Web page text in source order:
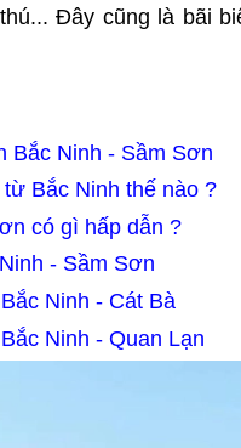
Đây cũng là bãi
Bắc Ninh - Sầm Sơn
Bắc Ninh thế nào ?
có gì hấp dẫn ?
- Sầm Sơn
Ninh - Cát Bà
Ninh - Quan Lạn